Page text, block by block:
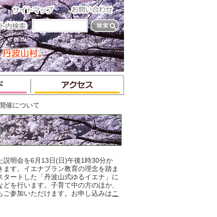
催について
て
説明会を6月13日(日)午後1時30分か
す。イエナプラン教育の理念を踏ま
ートした「丹波山式ゆるイエナ」に
を行います。子育て中の方のほか、
参加いただけます。お申し込みはこ